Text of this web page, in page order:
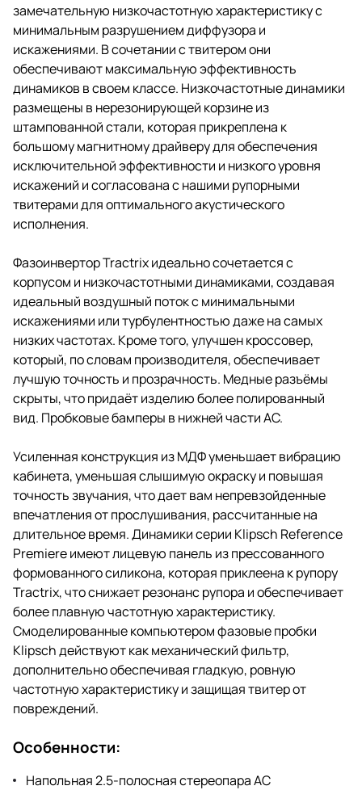
замечательную низкочастотную характеристику с
минимальным разрушением диффузора и
искажениями. В сочетании с твитером они
обеспечивают максимальную эффективность
динамиков в своем классе. Низкочастотные динамики
размещены в нерезонирующей корзине из
штампованной стали, которая прикреплена к
большому магнитному драйверу для обеспечения
исключительной эффективности и низкого уровня
искажений и согласована с нашими рупорными
твитерами для оптимального акустического
исполнения.
Фазоинвертор Tractrix идеально сочетается с
корпусом и низкочастотными динамиками, создавая
идеальный воздушный поток с минимальными
искажениями или турбулентностью даже на самых
низких частотах. Кроме того, улучшен кроссовер,
который, по словам производителя, обеспечивает
лучшую точность и прозрачность. Медные разъёмы
скрыты, что придаёт изделию более полированный
вид. Пробковые бамперы в нижней части АС.
Усиленная конструкция из МДФ уменьшает вибрацию
кабинета, уменьшая слышимую окраску и повышая
точность звучания, что дает вам непревзойденные
впечатления от прослушивания, рассчитанные на
длительное время. Динамики серии Klipsch Reference
Premiere имеют лицевую панель из прессованного
формованного силикона, которая приклеена к рупору
Tractrix, что снижает резонанс рупора и обеспечивает
более плавную частотную характеристику.
Смоделированные компьютером фазовые пробки
Klipsch действуют как механический фильтр,
дополнительно обеспечивая гладкую, ровную
частотную характеристику и защищая твитер от
повреждений.
Особенности:
Напольная 2.5-полосная стереопара АС